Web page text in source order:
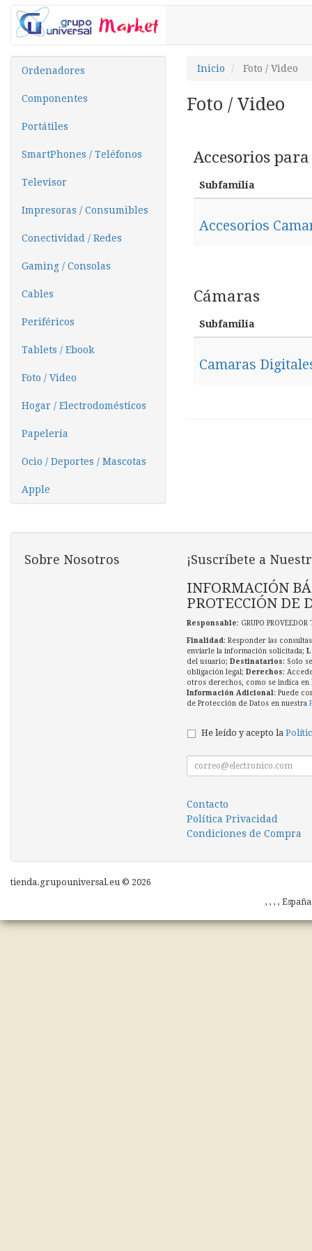
Ordenadores
Componentes
Portátiles
SmartPhones / Teléfonos
Televisor
Impresoras / Consumibles
Conectividad / Redes
Gaming / Consolas
Cables
Periféricos
Tablets / Ebook
Foto / Video
Hogar / Electrodomésticos
Papelería
Ocio / Deportes / Mascotas
Apple
Inicio Foto / Video
Foto / Video
Accesorios
Subfamilia
Accesorios
Cámaras
Subfamilia
Camaras
Sobre Nosotros ¡Suscríbete a
INFORMACIÓN
PROTECCIÓN DE
Responsable: GRUPO
Finalidad : Responder las
enviarle la información solicitada;
del usuario; Destinatarios: Solo
obligación legal; Derechos:
otros derechos, como se indica en
Información Adicional : Puede
de Protección de Datos en nuestra
He leído y acepto la
Contacto
Política Privacidad
Condiciones de Compra
tienda.grupouniversal.eu © 2026
, , , ,